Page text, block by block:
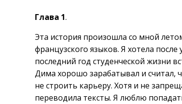
Глава 1.
Эта история произошла со мной
французского языков. Я хотела
последний год студенческой жизни
Дима хорошо зарабатывал и считал,
не строить карьеру. Хотя и не
переводила тексты. Я люблю